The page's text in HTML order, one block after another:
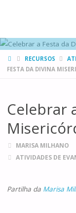
HOMERECURSOS
FESTA DA DIVINA
Celebrar
MARISA MILHANO
ATIVIDADES DE
Partilha da Marisa